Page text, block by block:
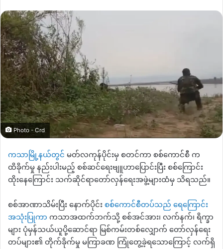
email
Photo - Crd
ကသာမြို့နယ်တွင် မတ်လကုန်ပိုင်းမှ စတင်ကာ စစ်ကောင်စီ က
ထိခိုက်မှု နည်းပါးမည့် စစ်ဆင်ရေးဗျူဟာပြောင်းပြီး စစ်ကြောင်း
ထိုး‌နေကြောင်း သက်ဆိုင်ရာတော်လှန်ရေးအဖွဲ့များထံမှ သိရသည်။
စစ်အာဏာသိမ်းပြီး နောက်ပိုင်း စစ်ကောင်စီတပ်သည် ရေကြောင်း
အသုံးပြုကာ ကသာအထက်ဘက်သို့ စစ်အင်အား၊ လက်နက်၊ ရိက္ခာ
များ ပုံမှန်သယ်ယူပို့ဆောင်ရာ မြစ်ကမ်းတစ်လျှောက် တော်လှန်ရေး
တပ်များ၏ တိုက်ခိုက်မှု မကြာခဏ ကြုံတွေ့ခဲ့ရသောကြောင့် လက်ရှိ